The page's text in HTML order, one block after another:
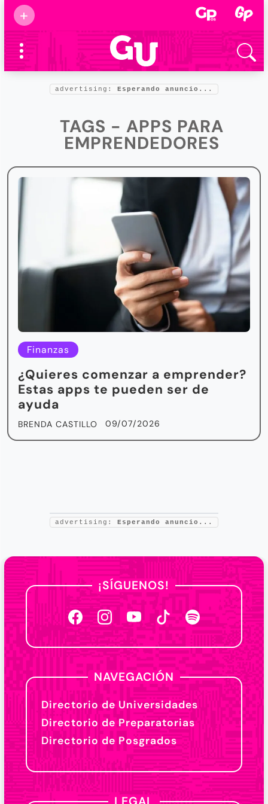
+
Supermamás
2025
Marcas de
confianza
Foro salud
advertising: Esperando anuncio...
TAGS - APPS PARA
EMPRENDEDORES
Finanzas
¿Quieres comenzar a emprender?
Estas apps te pueden ser de
ayuda
BRENDA CASTILLO 09/07/2026
advertising: Esperando anuncio...
¡SÍGUENOS!
NAVEGACIÓN
Directorio de Universidades
Directorio de Preparatorias
Directorio de Posgrados